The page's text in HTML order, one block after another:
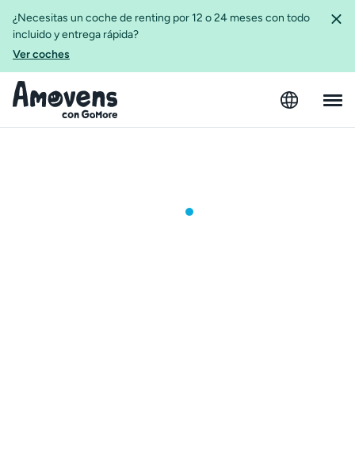
¿Necesitas un coche de renting por 12 o 24 meses con todo
incluido y entrega rápida?
Ver coches